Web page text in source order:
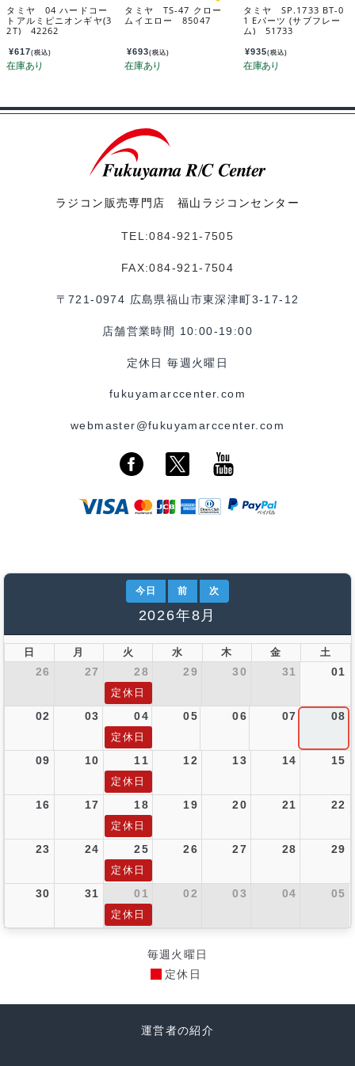
タミヤ 04 ハードコー
トアルミピニオンギヤ(3
2T) 42262
¥617(税込)
タミヤ TS-47 クロー
ムイエロー 85047
¥693(税込)
タミヤ SP.1733 BT-0
1 Eパーツ (サブフレー
ム) 51733
¥935(税込)
ラジコン販売専門店 福山ラジコンセンター
TEL:084-921-7505
FAX:084-921-7504
〒721-0974 広島県福山市東深津町3-17-12
店舗営業時間 10:00-19:00
定休日 毎週火曜日
fukuyamarccenter.com
webmaster@fukuyamarccenter.com
今日 前 次
2026年8月
日 月 火 水 木 金 土
26 27 28 29 30 31 01
定休日
02 03 04 05 06 07 08
定休日
09 10 11 12 13 14 15
定休日
16 17 18 19 20 21 22
定休日
23 24 25 26 27 28 29
定休日
30 31 01 02 03 04 05
定休日
毎週火曜日
定休日
運営者の紹介